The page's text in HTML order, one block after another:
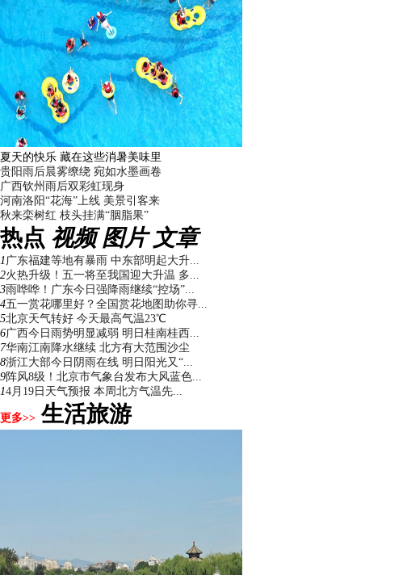
广西南宁：盛夏里的“绿野仙踪”
贵阳雨后晨雾缭绕 宛如水墨画卷
广西钦州雨后双彩虹现身
河南洛阳“花海”上线 美景引客来
秋来栾树红 枝头挂满“胭脂果”
热点 视频 图片 文章
1广东福建等地有暴雨 中东部明起大升...
2火热升级！五一将至我国迎大升温 多...
3雨哗哗！广东今日强降雨继续“控场”...
4五一赏花哪里好？全国赏花地图助你寻...
5北京天气转好 今天最高气温23℃
6广西今日雨势明显减弱 明日桂南桂西...
7华南江南降水继续 北方有大范围沙尘
8浙江大部今日阴雨在线 明日阳光又“...
9阵风8级！北京市气象台发布大风蓝色...
14月19日天气预报 本周北方气温先...
更多>> 生活旅游